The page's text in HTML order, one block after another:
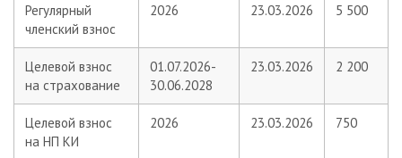
Регулярный
членский взнос
2026 23.03.2026 5 500
Целевой взнос
на страхование
01.07.2026-
30.06.2028
23.03.2026 2 200
Целевой взнос
на НП КИ
2026 23.03.2026 750